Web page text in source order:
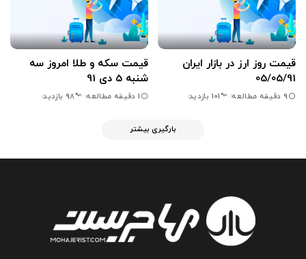
قیمت روز ارز در بازار ایران
05/05/91
9 دقیقه مطالعه 101 بازدید
قیمت سکه و طلا امروز سه
شنبه 5 دی 91
1 دقیقه مطالعه 98 بازدید
بارگیری بیشتر